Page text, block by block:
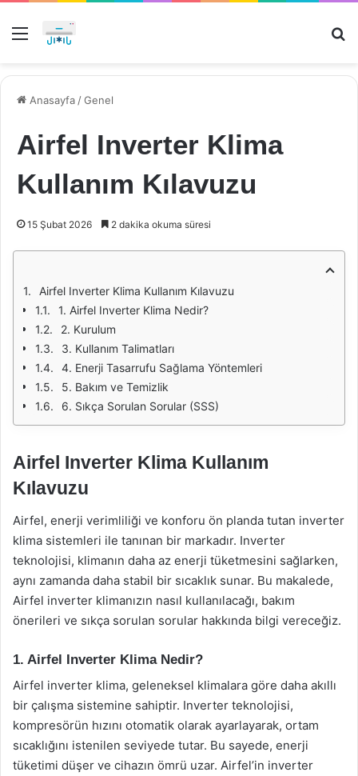
Menü
Anasayfa /Genel
Airfel Inverter Klima
Kullanım Kılavuzu
15 Şubat 2026 2 dakika okuma süresi
Airfel Inverter Klima Kullanım Kılavuzu
1. Airfel Inverter Klima Nedir?
2. Kurulum
3. Kullanım Talimatları
4. Enerji Tasarrufu Sağlama Yöntemleri
5. Bakım ve Temizlik
6. Sıkça Sorulan Sorular (SSS)
Airfel Inverter Klima Kullanım
Kılavuzu
Airfel, enerji verimliliği ve konforu ön planda tutan inverter
klima sistemleri ile tanınan bir markadır. Inverter
teknolojisi, klimanın daha az enerji tüketmesini sağlarken,
aynı zamanda daha stabil bir sıcaklık sunar. Bu makalede,
Airfel inverter klimanızın nasıl kullanılacağı, bakım
önerileri ve sıkça sorulan sorular hakkında bilgi vereceğiz.
1. Airfel Inverter Klima Nedir?
Airfel inverter klima, geleneksel klimalara göre daha akıllı
bir çalışma sistemine sahiptir. Inverter teknolojisi,
kompresörün hızını otomatik olarak ayarlayarak, ortam
sıcaklığını istenilen seviyede tutar. Bu sayede, enerji
tüketimi düşer ve cihazın ömrü uzar. Airfel’in inverter